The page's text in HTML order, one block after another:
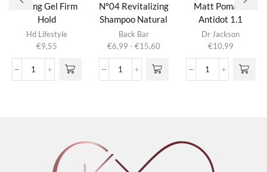
Strong Gel Firm
Hold
Hd Lifestyle
€9,55
Strong
Nº04 Revitalizing
Shampoo Natural
Herbs
Back Bar
€6,99 - €15,60Prijsklasse:
tot
Nº04
Dit product
heeft
meerdere
Deze optie
Matt Pomade
Antidot 1.1
Dr Jackson
€10,99
Matt